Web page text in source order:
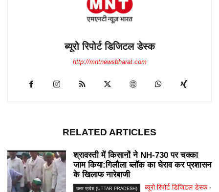
ब्यूरो रिपोर्ट डिजिटल डेस्क
http://mntnewsbharat.com
RELATED ARTICLES
श्रावस्ती में किसानों ने NH-730 पर चक्का
जाम किया:गिलौला ब्लॉक का घेराव कर प्रशासन
के खिलाफ नारेबाजी
उत्तर प्रदेश (UTTAR PRADESH) ब्यूरो रिपोर्ट डिजिटल डेस्क -